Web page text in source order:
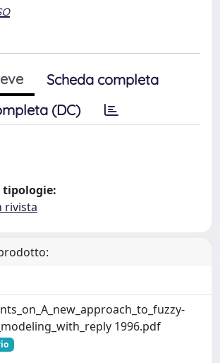
Scheda completa
(DC)
tipologie:
rivista
1996.pdf